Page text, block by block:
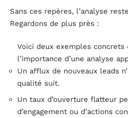
Sans ces repères, l’analyse
Regardons de plus près :
Voici deux exemples
l’importance d’une analyse
Un afflux de nouveaux leads
qualité suit.
Un taux d’ouverture flatteur
d’engagement ou d’actions